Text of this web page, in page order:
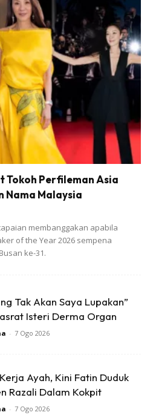
Ads
difahamkan Tomok tidak
dan hanya isterinya
di dalam bilik doktor.
mereka sebelum masuk bilik
lah, bukan apa saya agak
yang menemankan mereka
Tokoh Perfileman Asia
Nama Malaysia
membanggakan apabila
of the Year 2026 sempena
ke-31.
Tak Akan Saya Lupakan”
Isteri Derma Organ
- 7 Ogo 2026
Ayah, Kini Fatin Duduk
Razali Dalam Kokpit
- 7 Ogo 2026